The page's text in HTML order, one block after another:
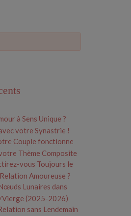
à Sens Unique ?
votre Synastrie !
Couple fonctionne
Thème Composite
vous Toujours le
Amoureuse ?
Lunaires dans
Vierge (2025-2026)
sans Lendemain